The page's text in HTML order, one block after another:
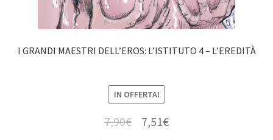
I GRANDI MAESTRI DELL’EROS: L’ISTITUTO 4 – L’EREDITÀ
IN OFFERTA!
7,90€ 7,51€